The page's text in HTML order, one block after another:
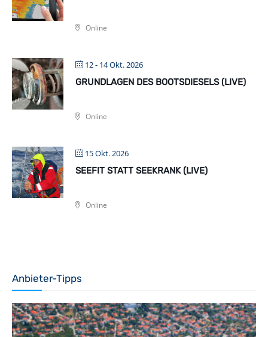
Online
12 - 14 Okt. 2026
GRUNDLAGEN DES BOOTSDIESELS (LIVE)
Online
15 Okt. 2026
SEEFIT STATT SEEKRANK (LIVE)
Online
Anbieter-Tipps